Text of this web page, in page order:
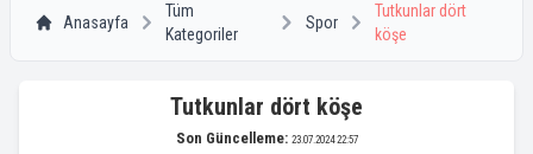
Anasayfa
Tüm
Kategoriler
Spor
Tutkunlar dört
köşe
Tutkunlar dört köşe
Son Güncelleme: 23.07.2024 22:57